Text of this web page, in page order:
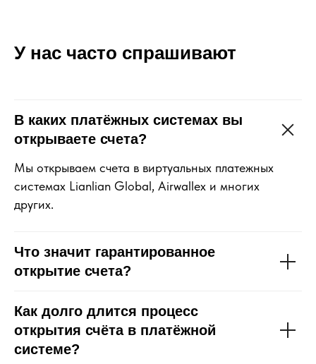
У нас часто спрашивают
В каких платёжных системах вы
открываете счета?
Мы открываем счета в виртуальных платежных
системах Lianlian Global, Airwallex и многих
других.
Что значит гарантированное
открытие счета?
Как долго длится процесс
открытия счёта в платёжной
системе?